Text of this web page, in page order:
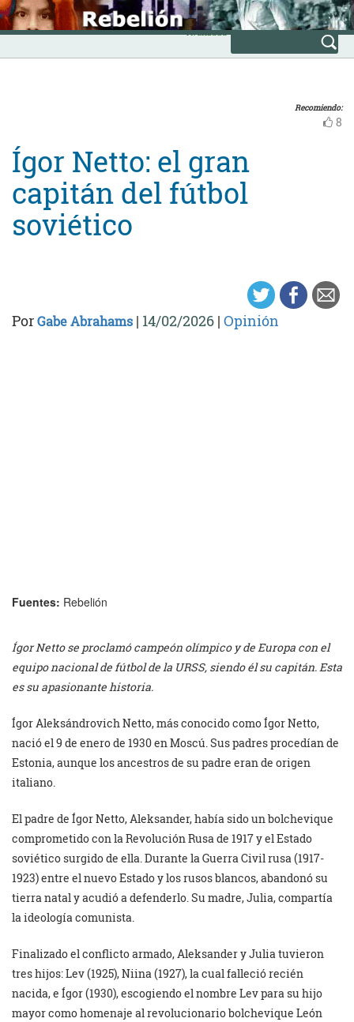
Skip
to
content
INICIO
Avanzada
Recomiendo:
8
Ígor Netto: el gran
capitán del fútbol
soviético
PorGabe Abrahams | 14/02/2026 | Opinión
Fuentes: Rebelión
Ígor Netto se proclamó campeón olímpico y de Europa con el
equipo nacional de fútbol de la URSS, siendo él su capitán. Esta
es su apasionante historia.
Ígor Aleksándrovich Netto, más conocido como Ígor Netto,
nació el 9 de enero de 1930 en Moscú. Sus padres procedían de
Estonia, aunque los ancestros de su padre eran de origen
italiano.
El padre de Ígor Netto, Aleksander, había sido un bolchevique
comprometido con la Revolución Rusa de 1917 y el Estado
soviético surgido de ella. Durante la Guerra Civil rusa (1917-
1923) entre el nuevo Estado y los rusos blancos, abandonó su
tierra natal y acudió a defenderlo. Su madre, Julia, compartía
la ideología comunista.
Finalizado el conflicto armado, Aleksander y Julia tuvieron
tres hijos: Lev (1925), Niina (1927), la cual falleció recién
nacida, e Ígor (1930), escogiendo el nombre Lev para su hijo
mayor como homenaje al revolucionario bolchevique León